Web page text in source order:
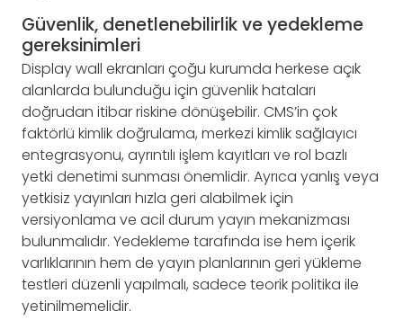
Güvenlik, denetlenebilirlik ve yedekleme
gereksinimleri
Display wall ekranları çoğu kurumda herkese açık
alanlarda bulunduğu için güvenlik hataları
doğrudan itibar riskine dönüşebilir. CMS’in çok
faktörlü kimlik doğrulama, merkezi kimlik sağlayıcı
entegrasyonu, ayrıntılı işlem kayıtları ve rol bazlı
yetki denetimi sunması önemlidir. Ayrıca yanlış veya
yetkisiz yayınları hızla geri alabilmek için
versiyonlama ve acil durum yayın mekanizması
bulunmalıdır. Yedekleme tarafında ise hem içerik
varlıklarının hem de yayın planlarının geri yükleme
testleri düzenli yapılmalı, sadece teorik politika ile
yetinilmemelidir.